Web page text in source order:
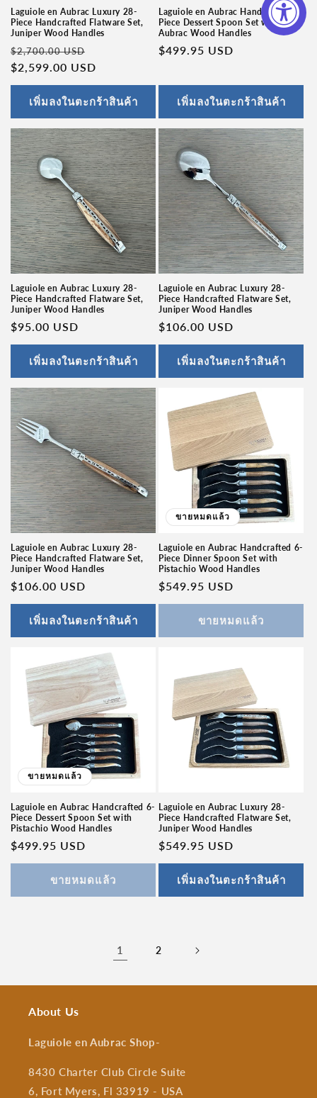
Laguiole en Aubrac Luxury 28-
Piece Handcrafted Flatware Set,
Juniper Wood Handles
ราคา
ปกติ
$2,700.00 USD
โปรโมชัน
$2,599.00 USD
เพิ่มลงในตะกร้าสินค้า
Laguiole en Aubrac Handcrafted 6-
Piece Dessert Spoon Set with
Aubrac Wood Handles
ราคา
$499.95 USD
เพิ่มลงในตะกร้าสินค้า
Laguiole en Aubrac Luxury 28-
Piece Handcrafted Flatware Set,
Juniper Wood Handles
ราคา
ปกติ
$95.00 USD
เพิ่มลงในตะกร้าสินค้า
Laguiole en Aubrac Luxury 28-
Piece Handcrafted Flatware Set,
Juniper Wood Handles
ราคา
ปกติ
$106.00 USD
เพิ่มลงในตะกร้าสินค้า
Laguiole en Aubrac Luxury 28-
Piece Handcrafted Flatware Set,
Juniper Wood Handles
ราคา
ปกติ
$106.00 USD
เพิ่มลงในตะกร้าสินค้า
ขายหมดแล้ว
Laguiole en Aubrac Handcrafted 6-
Piece Dinner Spoon Set with
Pistachio Wood Handles
ราคา
ปกติ
$549.95 USD
ขายหมดแล้ว
ขายหมดแล้ว
Laguiole en Aubrac Handcrafted 6-
Piece Dessert Spoon Set with
Pistachio Wood Handles
ราคา
ปกติ
$499.95 USD
ขายหมดแล้ว
Laguiole en Aubrac Luxury 28-
Piece Handcrafted Flatware Set,
Juniper Wood Handles
ราคา
ปกติ
$549.95 USD
เพิ่มลงในตะกร้าสินค้า
1 2
About Us
Laguiole en Aubrac Shop-
8430 Charter Club Circle Suite
6, Fort Myers, Fl 33919 - USA